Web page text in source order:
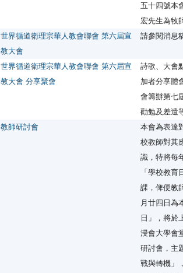
五十四號本
宏先生為
世界循道衛理宗華人教會聯會 第六屆宣
教大會
請參閱消
世界循道衛理宗華人教會聯會 第六屆宣
教大會 分享聚會
詩歌、大會
加者分享體
會籌辦第七
勸勉及差遣
教師研討會
本會為表達
校教師對其
識，特將每
「學校教
課，俾便教
月廿四日為
日」，將於
浸會大學會
研討會，主
戰與轉機」